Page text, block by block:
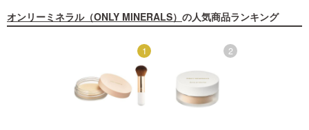
オンリーミネラル（ONLY MINERALS） の人気商品ランキング
1 2